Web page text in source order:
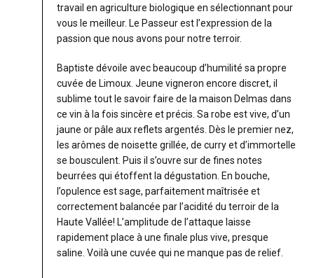
travail en agriculture biologique en sélectionnant pour
vous le meilleur. Le Passeur est l’expression de la
passion que nous avons pour notre terroir.
Baptiste dévoile avec beaucoup d’humilité sa propre
cuvée de Limoux. Jeune vigneron encore discret, il
sublime tout le savoir faire de la maison Delmas dans
ce vin à la fois sincère et précis. Sa robe est vive, d’un
jaune or pâle aux reflets argentés. Dès le premier nez,
les arômes de noisette grillée, de curry et d’immortelle
se bousculent. Puis il s’ouvre sur de fines notes
beurrées qui étoffent la dégustation. En bouche,
l’opulence est sage, parfaitement maîtrisée et
correctement balancée par l’acidité du terroir de la
Haute Vallée! L’amplitude de l’attaque laisse
rapidement place à une finale plus vive, presque
saline. Voilà une cuvée qui ne manque pas de relief.